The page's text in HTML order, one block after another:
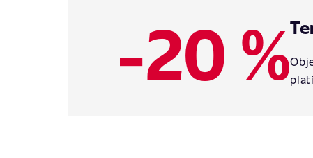
-20 %